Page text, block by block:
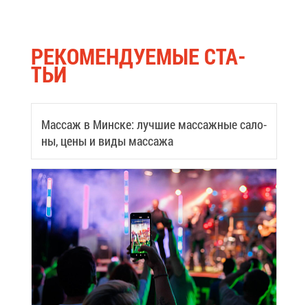
РЕ­КО­МЕН­ДУ­Е­МЫЕ СТА­
ТЬИ
Мас­саж в Мин­ске: луч­шие мас­саж­ные са­ло­
ны, це­ны и ви­ды мас­са­жа